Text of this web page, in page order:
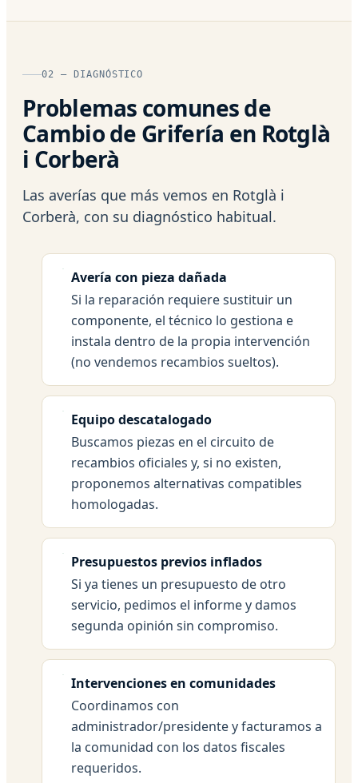
02 — DIAGNÓSTICO
Problemas comunes de
Cambio de Grifería en Rotglà
i Corberà
Las averías que más vemos en Rotglà i
Corberà, con su diagnóstico habitual.
Avería con pieza dañada
Si la reparación requiere sustituir un
componente, el técnico lo gestiona e
instala dentro de la propia intervención
(no vendemos recambios sueltos).
Equipo descatalogado
Buscamos piezas en el circuito de
recambios oficiales y, si no existen,
proponemos alternativas compatibles
homologadas.
Presupuestos previos inflados
Si ya tienes un presupuesto de otro
servicio, pedimos el informe y damos
segunda opinión sin compromiso.
Intervenciones en comunidades
Coordinamos con
administrador/presidente y facturamos a
la comunidad con los datos fiscales
requeridos.